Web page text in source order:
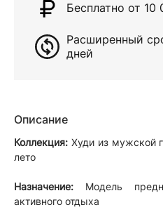
Бесплатно от 10
Расширенный
дней
Описание
Коллекция: Худи из мужской
лето
Назначение: Модель
активного отдыха